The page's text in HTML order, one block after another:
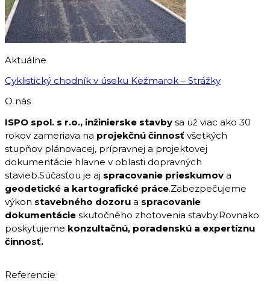
Aktuálne
Cyklistický chodník v úseku Kežmarok – Strážky
O nás
ISPO spol. s r.o., inžinierske stavby sa už viac ako 30
rokov zameriava na projekčnú činnosť všetkých
stupňov plánovacej, prípravnej a projektovej
dokumentácie hlavne v oblasti dopravných
stavieb.Súčasťou je aj spracovanie prieskumov a
geodetické a kartografické práce.Zabezpečujeme
výkon stavebného dozoru a spracovanie
dokumentácie skutočného zhotovenia stavby.Rovnako
poskytujeme konzultačnú, poradenskú a expertíznu
činnosť.
Referencie